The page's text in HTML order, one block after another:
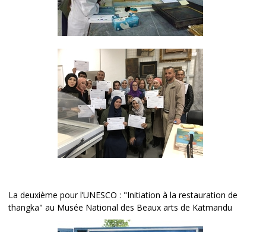
La deuxième pour l’UNESCO : "Initiation à la restauration de
thangka" au Musée National des Beaux arts de Katmandu